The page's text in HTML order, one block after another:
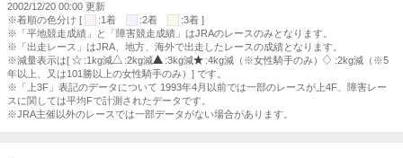
2002/12/20 00:00 更新
※着順の色分け [
:1着 :2着
:3着 ]
※「平地競走成績」と「障害競走成績」はJRAのレースのみとなります。
※「出走レース」はJRA、地方、海外で出走したレースの成績となります。
※減量表示は[
:1kg減 :2kg減 :3kg減 :4kg減（※女性騎手のみ）
:2kg減（※5
年以上、又は101勝以上の女性騎手のみ）] です。
※「上3F」表記のデータについて 1993年4月以前では一部のレースが上4F、障害レー
スに関しては平均Fで計測されたデータです。
※JRA主催以外のレースでは一部データがない場合があります。